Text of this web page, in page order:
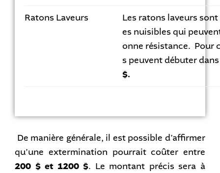
Ratons Laveurs
Les ratons laveurs
es nuisibles qui
onne résistance. Pour
s peuvent débuter
$.
De manière générale, il est possible d’affirmer
qu’une extermination pourrait coûter entre
200 $ et 1200 $. Le montant précis sera à